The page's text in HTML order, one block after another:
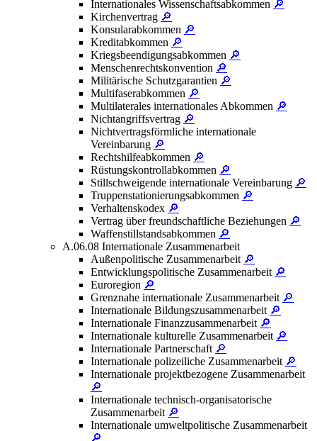
Internationales Wissenschaftsabkommen 🔎
Kirchenvertrag 🔎
Konsularabkommen 🔎
Kreditabkommen 🔎
Kriegsbeendigungsabkommen 🔎
Menschenrechtskonvention 🔎
Militärische Schutzgarantien 🔎
Multifaserabkommen 🔎
Multilaterales internationales Abkommen 🔎
Nichtangriffsvertrag 🔎
Nichtvertragsförmliche internationale
Vereinbarung 🔎
Rechtshilfeabkommen 🔎
Rüstungskontrollabkommen 🔎
Stillschweigende internationale Vereinbarung 🔎
Truppenstationierungsabkommen 🔎
Verhaltenskodex 🔎
Vertrag über freundschaftliche Beziehungen 🔎
Waffenstillstandsabkommen 🔎
A.06.08 Internationale Zusammenarbeit
Außenpolitische Zusammenarbeit 🔎
Entwicklungspolitische Zusammenarbeit 🔎
Euroregion 🔎
Grenznahe internationale Zusammenarbeit 🔎
Internationale Bildungszusammenarbeit 🔎
Internationale Finanzzusammenarbeit 🔎
Internationale kulturelle Zusammenarbeit 🔎
Internationale Partnerschaft 🔎
Internationale polizeiliche Zusammenarbeit 🔎
Internationale projektbezogene Zusammenarbeit
🔎
Internationale technisch-organisatorische
Zusammenarbeit 🔎
Internationale umweltpolitische Zusammenarbeit
🔎